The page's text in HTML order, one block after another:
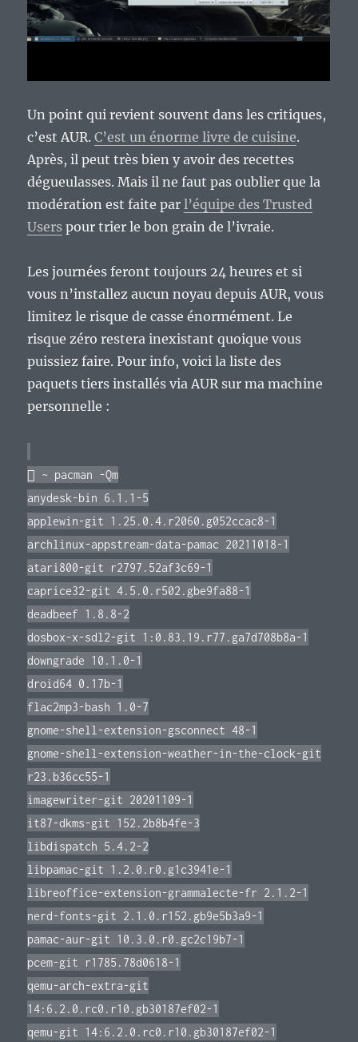
Un point qui revient souvent dans les critiques,
c’est AUR.C’est un énorme livre de cuisine.
Après, il peut très bien y avoir des recettes
dégueulasses. Mais il ne faut pas oublier que la
modération est faite parl’équipe des Trusted
Users pour trier le bon grain de l’ivraie.
Les journées feront toujours 24 heures et si
vous n’installez aucun noyau depuis AUR, vous
limitez le risque de casse énormément. Le
risque zéro restera inexistant quoique vous
puissiez faire. Pour info, voici la liste des
paquets tiers installés via AUR sur ma machine
personnelle :
 ~ pacman -Qm
anydesk-bin 6.1.1-5
applewin-git 1.25.0.4.r2060.g052ccac8-1
archlinux-appstream-data-pamac 20211018-1
atari800-git r2797.52af3c69-1
caprice32-git 4.5.0.r502.gbe9fa88-1
deadbeef 1.8.8-2
dosbox-x-sdl2-git 1:0.83.19.r77.ga7d708b8a-1
downgrade 10.1.0-1
droid64 0.17b-1
flac2mp3-bash 1.0-7
gnome-shell-extension-gsconnect 48-1
gnome-shell-extension-weather-in-the-clock-git
r23.b36cc55-1
imagewriter-git 20201109-1
it87-dkms-git 152.2b8b4fe-3
libdispatch 5.4.2-2
libpamac-git 1.2.0.r0.g1c3941e-1
libreoffice-extension-grammalecte-fr 2.1.2-1
nerd-fonts-git 2.1.0.r152.gb9e5b3a9-1
pamac-aur-git 10.3.0.r0.gc2c19b7-1
pcem-git r1785.78d0618-1
qemu-arch-extra-git
14:6.2.0.rc0.r10.gb30187ef02-1
qemu-git 14:6.2.0.rc0.r10.gb30187ef02-1